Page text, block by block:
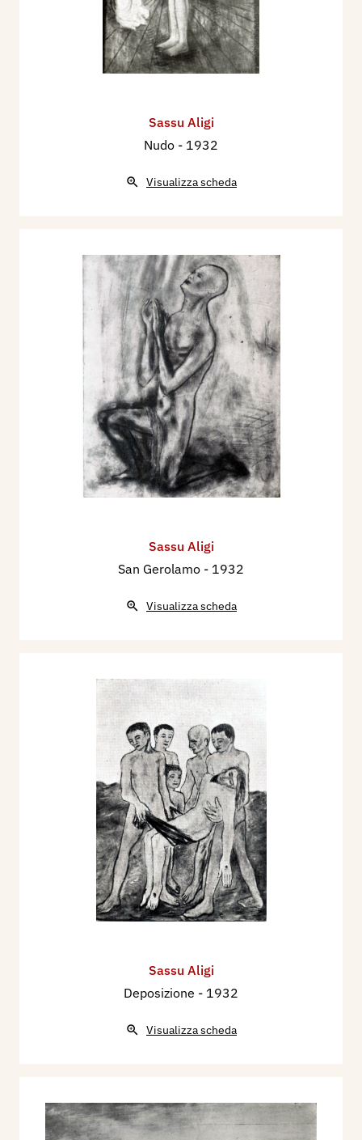
Sassu Aligi
Nudo - 1932
Visualizza scheda
Sassu Aligi
San Gerolamo - 1932
Visualizza scheda
Sassu Aligi
Deposizione - 1932
Visualizza scheda